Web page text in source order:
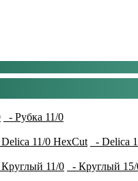
- Рубка 11/0
11/0 HexCut - Delica
11/0 - Круглый